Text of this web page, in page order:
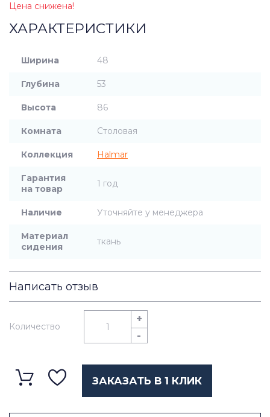
Цена снижена!
ХАРАКТЕРИСТИКИ
Ширина 48
Глубина 53
Высота 86
Комната Столовая
Коллекция Halmar
Гарантия
на товар
1 год
Наличие Уточняйте у менеджера
Материал
сидения
ткань
Написать отзыв
Количество
+
-
ЗАКАЗАТЬ В 1 КЛИК